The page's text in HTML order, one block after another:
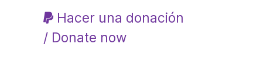
Hacer una donación
/ Donate now